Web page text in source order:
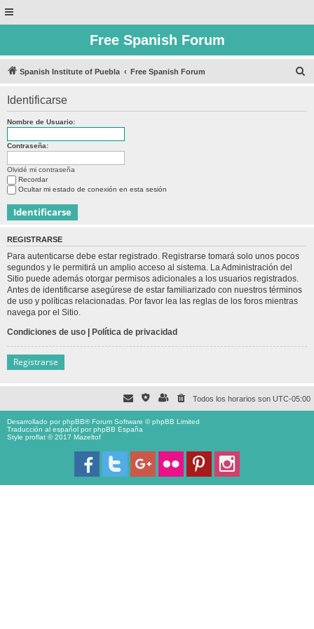
Free Spanish Forum
Spanish Institute of Puebla Free Spanish Forum
Identificarse
Nombre de Usuario:
Contraseña:
Olvidé mi contraseña
Recordar
Ocultar mi estado de conexión en esta sesión
REGISTRARSE
Para autenticarse debe estar registrado. Registrarse tomará solo unos pocos
segundos y le permitirá un amplio acceso al sistema. La Administración del
Sitio puede además otorgar permisos adicionales a los usuarios registrados.
Antes de identificarse asegúrese de estar familiarizado con nuestros términos
de uso y políticas relacionadas. Por favor lea las reglas de los foros mientras
navega por el Sitio.
Condiciones de uso | Política de privacidad
Registrarse
Todos los horarios son UTC-05:00
Desarrollado porphpBB® Forum Software © phpBB Limited
Traducción al español porphpBB España
Style proflat © 2017 Mazeltof